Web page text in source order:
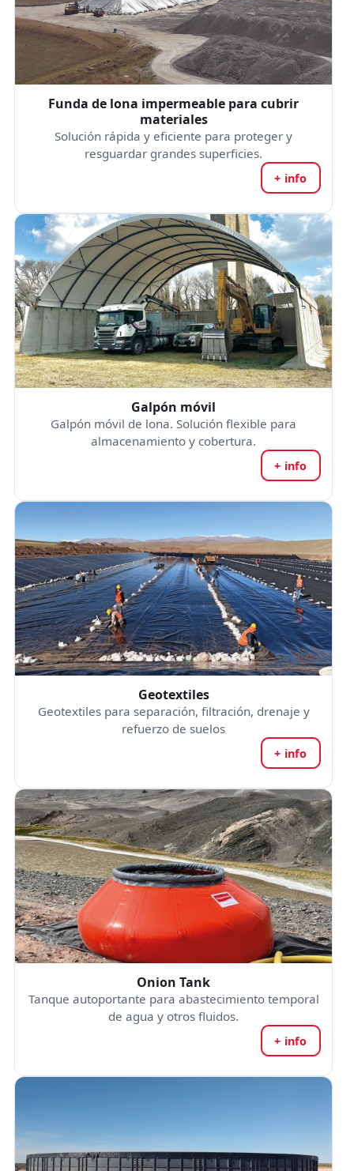
Funda de lona impermeable para cubrir
materiales
Solución rápida y eficiente para proteger y
resguardar grandes superficies.
+ info
Galpón móvil
Galpón móvil de lona. Solución flexible para
almacenamiento y cobertura.
+ info
Geotextiles
Geotextiles para separación, filtración, drenaje y
refuerzo de suelos
+ info
Onion Tank
Tanque autoportante para abastecimiento temporal
de agua y otros fluidos.
+ info